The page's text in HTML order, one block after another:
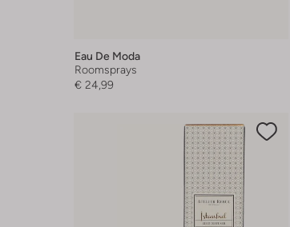
Eau De Moda
Roomsprays
€ 24,99